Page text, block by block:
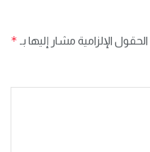
الحقول الإلزامية مشار إليها بـ *